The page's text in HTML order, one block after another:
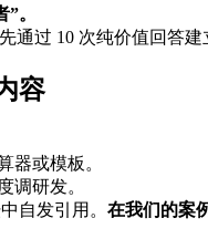
。
通过 10 次纯价值回答
容
器或模板。
调研发。
自发引用。 在我们的案